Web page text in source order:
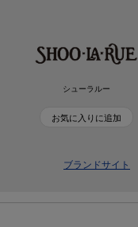
シューラルー
お気に入りに追加
ブランドサイト